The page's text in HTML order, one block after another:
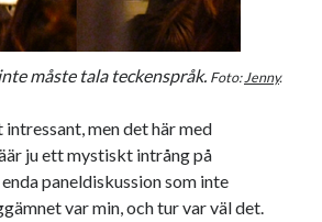
moderecensent
måste tala teckenspråk. Foto:Jenny.
men det här med
ju ett mystiskt intrång på
paneldiskussion som inte
var min, och tur var väl det.